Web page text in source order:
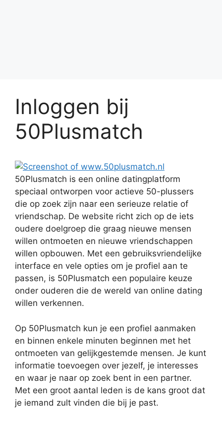
Inloggen bij
50Plusmatch
50Plusmatch is een online datingplatform
speciaal ontworpen voor actieve 50-plussers
die op zoek zijn naar een serieuze relatie of
vriendschap. De website richt zich op de iets
oudere doelgroep die graag nieuwe mensen
willen ontmoeten en nieuwe vriendschappen
willen opbouwen. Met een gebruiksvriendelijke
interface en vele opties om je profiel aan te
passen, is 50Plusmatch een populaire keuze
onder ouderen die de wereld van online dating
willen verkennen.
Op 50Plusmatch kun je een profiel aanmaken
en binnen enkele minuten beginnen met het
ontmoeten van gelijkgestemde mensen. Je kunt
informatie toevoegen over jezelf, je interesses
en waar je naar op zoek bent in een partner.
Met een groot aantal leden is de kans groot dat
je iemand zult vinden die bij je past.